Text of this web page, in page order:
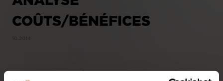
COÛTS/BÉNÉFICES